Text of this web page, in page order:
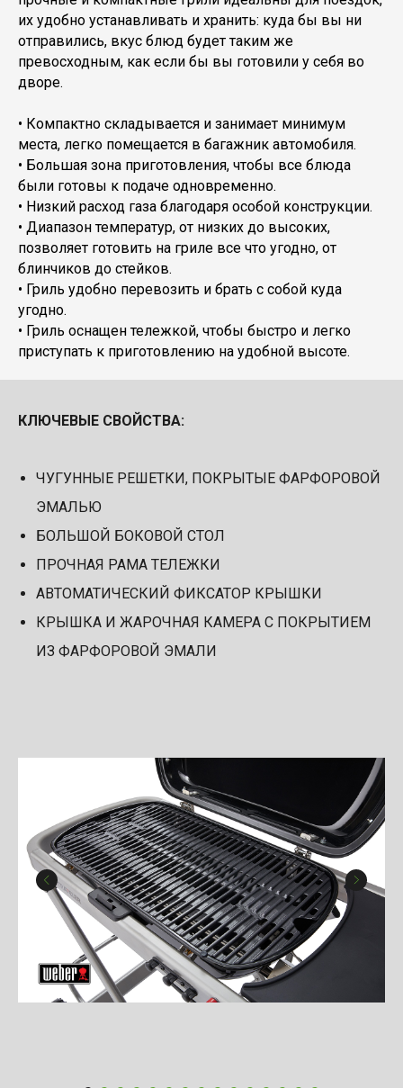
их удобно устанавливать и хранить: куда бы вы ни
отправились, вкус блюд будет таким же
превосходным, как если бы вы готовили у себя во
дворе.
• Компактно складывается и занимает минимум
места, легко помещается в багажник автомобиля.
• Большая зона приготовления, чтобы все блюда
были готовы к подаче одновременно.
• Низкий расход газа благодаря особой конструкции.
• Диапазон температур, от низких до высоких,
позволяет готовить на гриле все что угодно, от
блинчиков до стейков.
• Гриль удобно перевозить и брать с собой куда
угодно.
• Гриль оснащен тележкой, чтобы быстро и легко
приступать к приготовлению на удобной высоте.
КЛЮЧЕВЫЕ СВОЙСТВА:
ЧУГУННЫЕ РЕШЕТКИ, ПОКРЫТЫЕ ФАРФОРОВОЙ
ЭМАЛЬЮ
БОЛЬШОЙ БОКОВОЙ СТОЛ
ПРОЧНАЯ РАМА ТЕЛЕЖКИ
АВТОМАТИЧЕСКИЙ ФИКСАТОР КРЫШКИ
КРЫШКА И ЖАРОЧНАЯ КАМЕРА С ПОКРЫТИЕМ
ИЗ ФАРФОРОВОЙ ЭМАЛИ